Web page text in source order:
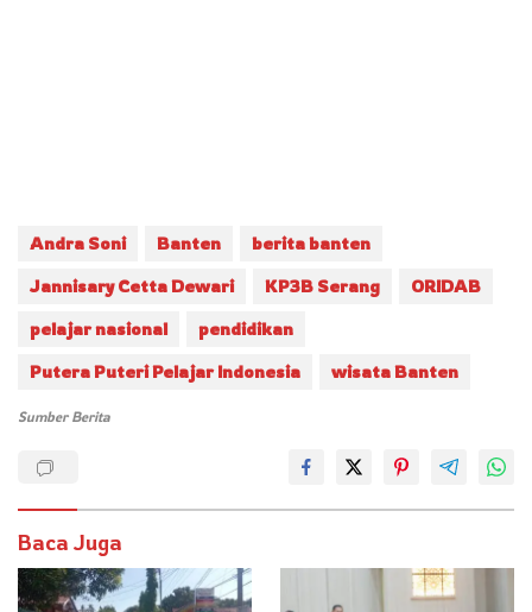
Andra Soni Banten berita banten
Jannisary Cetta Dewari KP3B Serang ORIDAB
pelajar nasional pendidikan
Putera Puteri Pelajar Indonesia wisata Banten
Sumber Berita
Baca Juga